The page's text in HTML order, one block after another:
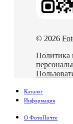
© 2026
Политика
Каталог
Информация
О ФотоПочте